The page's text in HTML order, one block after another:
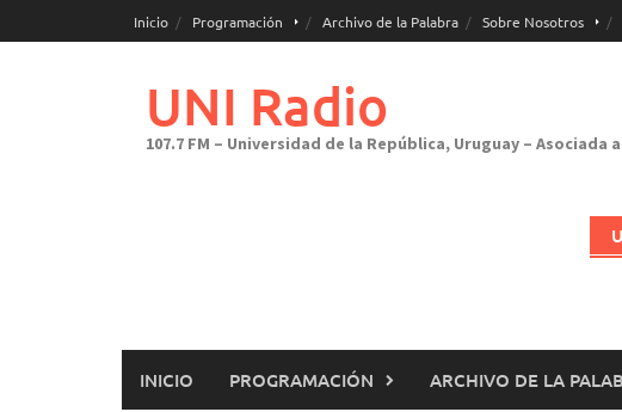
al
Inicio Programación Archivo de la Palabra Sobre Nosotros
UNI Radio
107.7 FM – Universidad de la República, Uruguay –
INICIO PROGRAMACIÓN ARCHIVO DE LA